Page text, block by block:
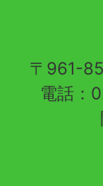
〒961-
電話：